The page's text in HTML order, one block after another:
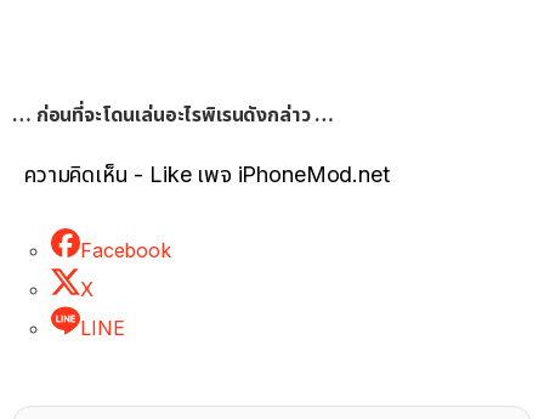
… ก่อนที่จะโดนเล่นอะไรพิเรนดังกล่าว …
ความคิดเห็น - Like เพจ iPhoneMod.net
Facebook
X
LINE